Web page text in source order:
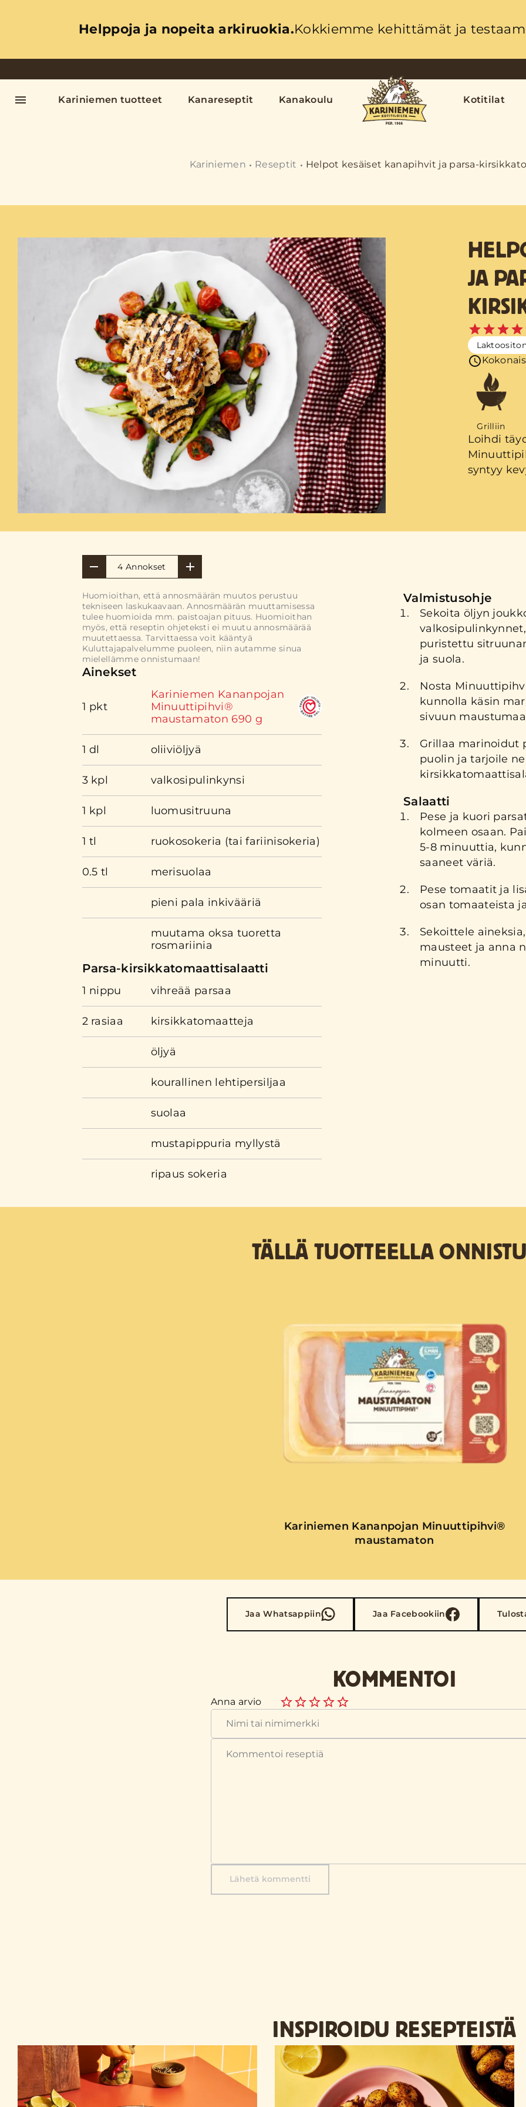
Helppoja ja nopeita arkiruokia.Kokkiemme kehittämät ja
Kariniemen tuotteet Kanareseptit Kanakoulu Kotitilat
Kariniemen Reseptit Helpot kesäiset kanapihvit ja parsa-
JA
Grilliin
Loihdi
syntyy
4 Annokset
Huomioithan, että annosmäärän muutos perustuu
tekniseen laskukaavaan. Annosmäärän muuttamisessa
tulee huomioida mm. paistoajan pituus. Huomioithan
myös, että reseptin ohjeteksti ei muutu annosmäärää
muutettaessa. Tarvittaessa voit kääntyä
Kuluttajapalvelumme puoleen, niin autamme sinua
mielellämme onnistumaan!
Ainekset
1 pkt
Kariniemen Kananpojan
Minuuttipihvi®
maustamaton 690 g
1 dl oliiviöljyä
3 kpl valkosipulinkynsi
1 kpl luomusitruuna
1 tl ruokosokeria (tai fariinisokeria)
0.5 tl merisuolaa
pieni pala inkivääriä
muutama oksa tuoretta
rosmariinia
Parsa-kirsikkatomaattisalaatti
1 nippu vihreää parsaa
2 rasiaa kirsikkatomaatteja
öljyä
kourallinen lehtipersiljaa
suolaa
mustapippuria myllystä
ripaus sokeria
Valmistusohje
Sekoita öljyn
puristettu
ja suola.
Nosta
kunnolla käsin
sivuun
Grillaa
puolin ja tarjoile
Salaatti
Pese ja kuori
kolmeen osaan.
5-8 minuuttia,
saaneet väriä.
Pese tomaatit ja
osan tomaateista
Sekoittele
mausteet ja anna
minuutti.
TÄLLÄ TUOTTEELLA
Kariniemen Kananpojan Minuuttipihvi®
maustamaton
Jaa Whatsappiin Jaa Facebookiin
KOMMENTOI
Anna arvio
Lähetä kommentti
INSPIROIDU RESEPTEISTÄ